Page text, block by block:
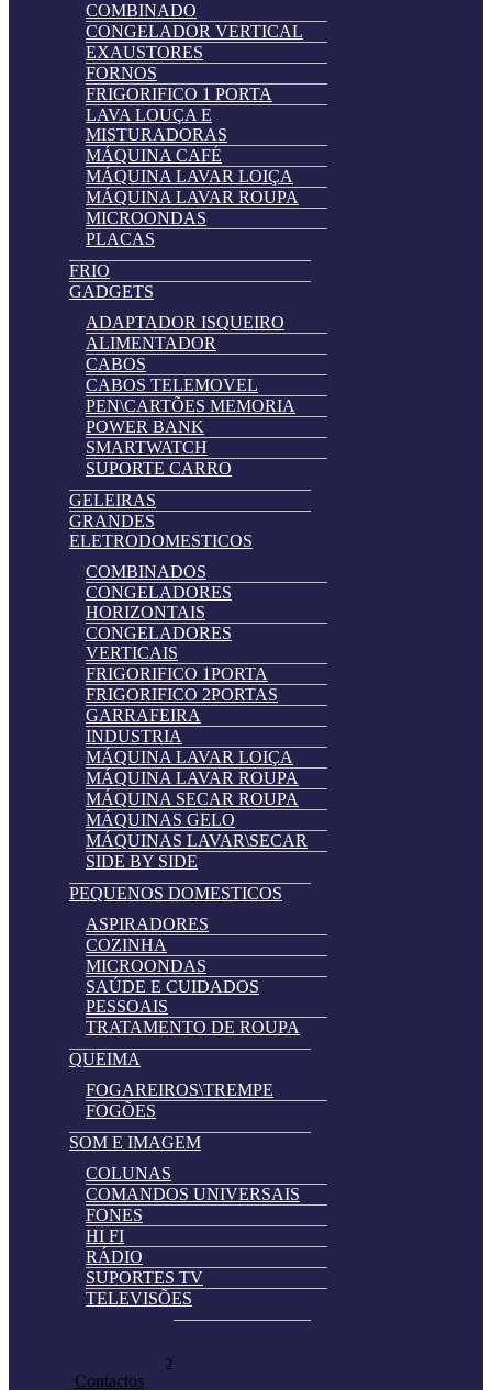
COMBINADO
CONGELADOR VERTICAL
EXAUSTORES
FORNOS
FRIGORIFICO 1 PORTA
LAVA LOUÇA E
MISTURADORAS
MÁQUINA CAFÉ
MÁQUINA LAVAR LOIÇA
MÁQUINA LAVAR ROUPA
MICROONDAS
PLACAS
FRIO
GADGETS
ADAPTADOR ISQUEIRO
ALIMENTADOR
CABOS
CABOS TELEMOVEL
PEN\CARTÕES MEMORIA
POWER BANK
SMARTWATCH
SUPORTE CARRO
GELEIRAS
GRANDES
ELETRODOMESTICOS
COMBINADOS
CONGELADORES
HORIZONTAIS
CONGELADORES
VERTICAIS
FRIGORIFICO 1PORTA
FRIGORIFICO 2PORTAS
GARRAFEIRA
INDUSTRIA
MÁQUINA LAVAR LOIÇA
MÁQUINA LAVAR ROUPA
MÁQUINA SECAR ROUPA
MÁQUINAS GELO
MÁQUINAS LAVAR\SECAR
SIDE BY SIDE
PEQUENOS DOMESTICOS
ASPIRADORES
COZINHA
MICROONDAS
SAÚDE E CUIDADOS
PESSOAIS
TRATAMENTO DE ROUPA
QUEIMA
FOGAREIROS\TREMPE
FOGÕES
SOM E IMAGEM
COLUNAS
COMANDOS UNIVERSAIS
FONES
HI FI
RÁDIO
SUPORTES TV
TELEVISÕES
Pedir Cotação
Contactos